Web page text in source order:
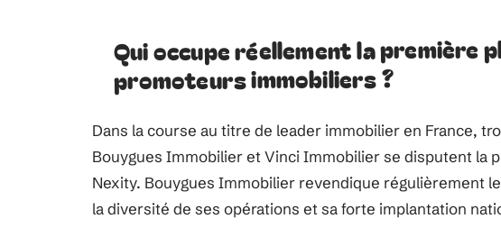
Qui occupe réellement la première
promoteurs immobiliers ?
Dans la course au titre de leader immobilier en France,
Bouygues Immobilier et Vinci Immobilier se disputent la
Nexity. Bouygues Immobilier revendique régulièrement
la diversité de ses opérations et sa forte implantation